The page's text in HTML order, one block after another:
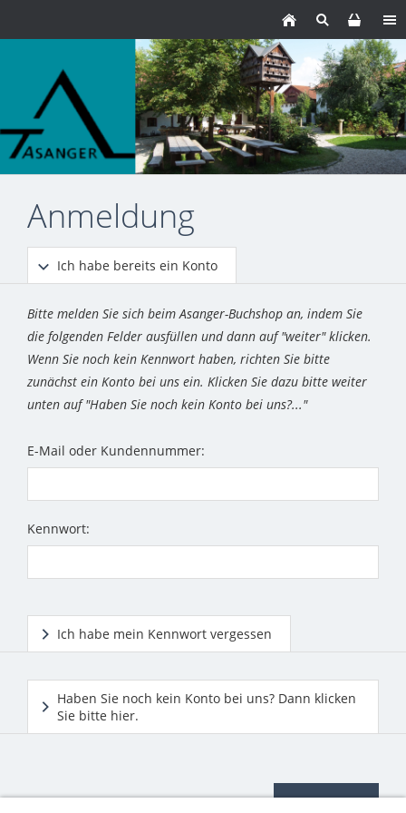
Anmeldung
Ich habe bereits ein Konto
Bitte melden Sie sich beim Asanger-Buchshop an, indem Sie
die folgenden Felder ausfüllen und dann auf "weiter" klicken.
Wenn Sie noch kein Kennwort haben, richten Sie bitte
zunächst ein Konto bei uns ein. Klicken Sie dazu bitte weiter
unten auf "Haben Sie noch kein Konto bei uns?..."
E-Mail oder Kundennummer:
Kennwort:
Ich habe mein Kennwort vergessen
Haben Sie noch kein Konto bei uns? Dann klicken
Sie bitte hier.